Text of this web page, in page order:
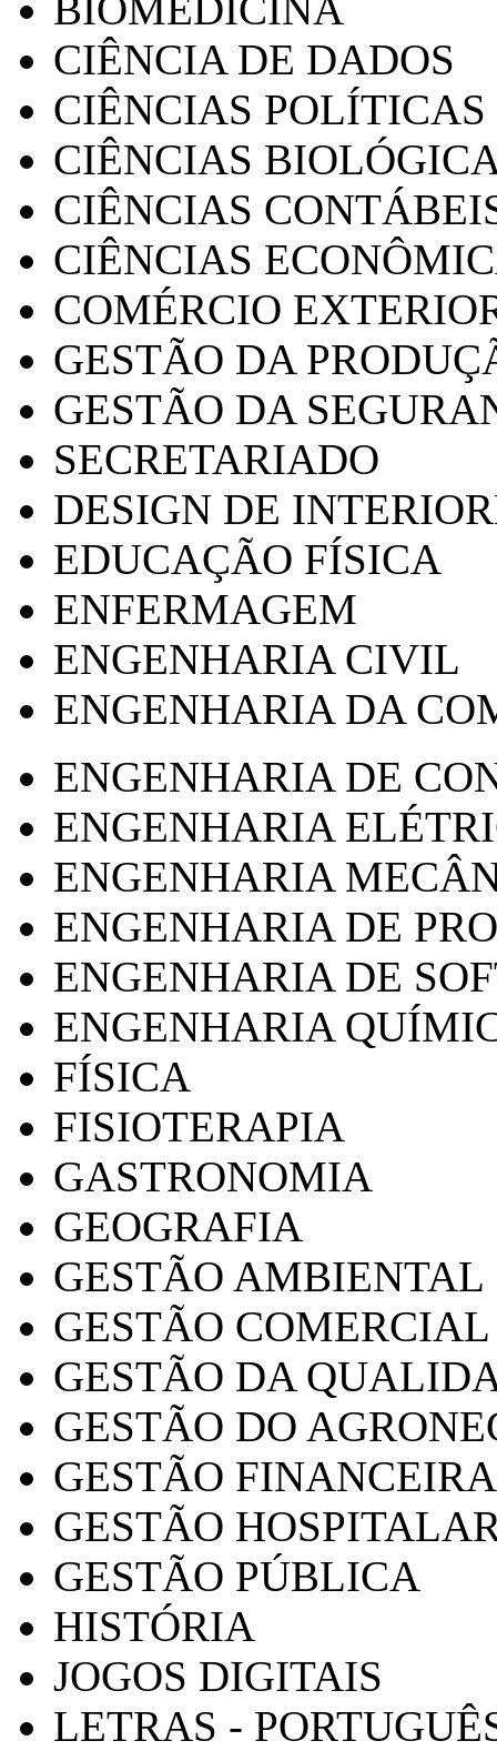
CIÊNCIA DE DADOS
CIÊNCIAS POLÍTICAS
CIÊNCIAS
CIÊNCIAS
CIÊNCIAS
COMÉRCIO
GESTÃO DA
GESTÃO DA
SECRETARIADO
DESIGN DE
EDUCAÇÃO FÍSICA
ENFERMAGEM
ENGENHARIA CIVIL
ENGENHARIA DA
ENGENHARIA DE
ENGENHARIA
ENGENHARIA
ENGENHARIA DE
ENGENHARIA DE
ENGENHARIA
FÍSICA
FISIOTERAPIA
GASTRONOMIA
GEOGRAFIA
GESTÃO AMBIENTAL
GESTÃO COMERCIAL
GESTÃO DA
GESTÃO DO
GESTÃO FINANCEIRA
GESTÃO
GESTÃO PÚBLICA
HISTÓRIA
JOGOS DIGITAIS
LETRAS -